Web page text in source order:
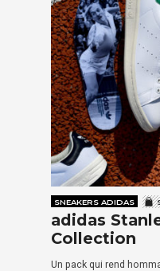
SNEAKERS ADIDAS
adidas
Collection
Un pack qui rend